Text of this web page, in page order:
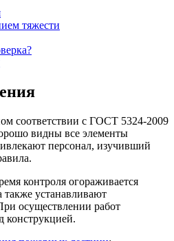
тяжести
соответствии с ГОСТ 5324-2009
видны все элементы
персонал, изучивший
контроля огораживается
также устанавливают
осуществлении работ
конструкцией.